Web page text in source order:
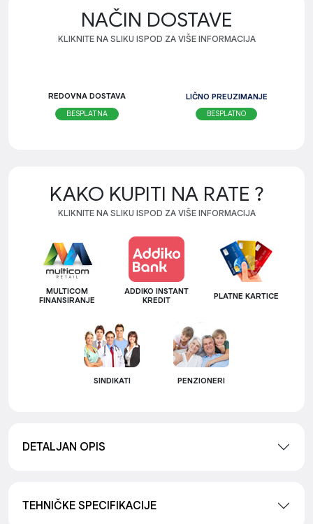
NAČIN DOSTAVE
KLIKNITE NA SLIKU ISPOD ZA VIŠE INFORMACIJA
REDOVNA DOSTAVA
BESPLATNA
LIČNO PREUZIMANJE
BESPLATNO
KAKO KUPITI NA RATE ?
KLIKNITE NA SLIKU ISPOD ZA VIŠE INFORMACIJA
MULTICOM
FINANSIRANJE
ADDIKO INSTANT
KREDIT
PLATNE KARTICE
SINDIKATI PENZIONERI
DETALJAN OPIS
TEHNIČKE SPECIFIKACIJE